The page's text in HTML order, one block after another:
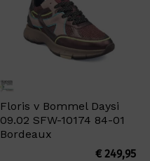
Floris v Bommel Daysi
09.02 SFW-10174 84-01
Bordeaux
€249,95